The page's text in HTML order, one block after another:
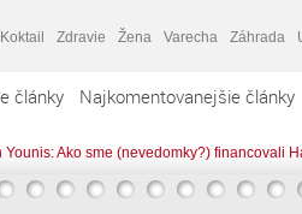
Koktail Zdravie Žena Varecha Záhrada
články Najkomentovanejšie články
Younis: Ako sme (nevedomky?) financovali